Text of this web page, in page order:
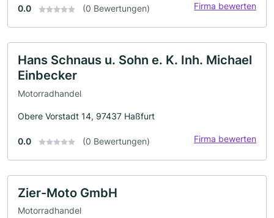
0.0 (0 Bewertungen) Firma bewerten
Hans Schnaus u. Sohn e. K. Inh. Michael
Einbecker
Motorradhandel
Obere Vorstadt 14, 97437 Haßfurt
0.0 (0 Bewertungen) Firma bewerten
Zier-Moto GmbH
Motorradhandel